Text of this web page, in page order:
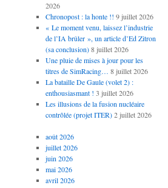
2026
Chronopost : la honte !! 9 juillet 2026
« Le moment venu, laissez l’industrie
de l’IA brûler », un article d’Ed Zitron
(sa conclusion) 8 juillet 2026
Une pluie de mises à jour pour les
titres de SimRacing… 8 juillet 2026
La bataille De Gaule (volet 2) :
enthousiasmant ! 3 juillet 2026
Les illusions de la fusion nucléaire
contrôlée (projet ITER) 2 juillet 2026
août 2026
juillet 2026
juin 2026
mai 2026
avril 2026